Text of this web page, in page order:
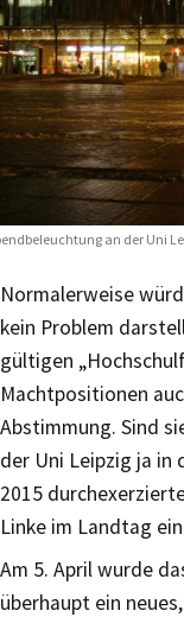
an der Uni
Normalerweise
kein Problem
gültigen
Machtpositionen
Abstimmung. Sind
der Uni Leipzig ja
2015
Linke im Landtag
Am 5. April wurde
überhaupt ein